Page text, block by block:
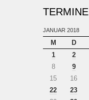
TERMINE
JANUAR 2018
M D
1
2
8
9
15
16
22
23